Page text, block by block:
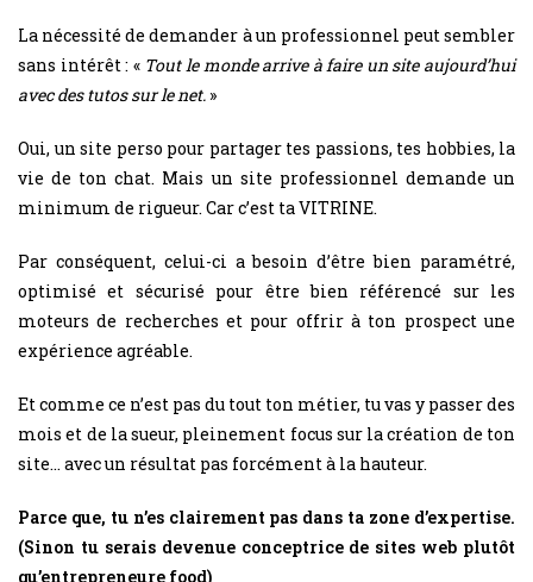
La nécessité de demander à un professionnel peut sembler
sans intérêt : « Tout le monde arrive à faire un site aujourd’hui
avec des tutos sur le net. »
Oui, un site perso pour partager tes passions, tes hobbies, la
vie de ton chat. Mais un site professionnel demande un
minimum de rigueur. Car c’est ta VITRINE.
Par conséquent, celui-ci a besoin d’être bien paramétré,
optimisé et sécurisé pour être bien référencé sur les
moteurs de recherches et pour offrir à ton prospect une
expérience agréable.
Et comme ce n’est pas du tout ton métier, tu vas y passer des
mois et de la sueur, pleinement focus sur la création de ton
site… avec un résultat pas forcément à la hauteur.
Parce que, tu n’es clairement pas dans ta zone d’expertise.
(Sinon tu serais devenue conceptrice de sites web plutôt
qu’entrepreneure food)